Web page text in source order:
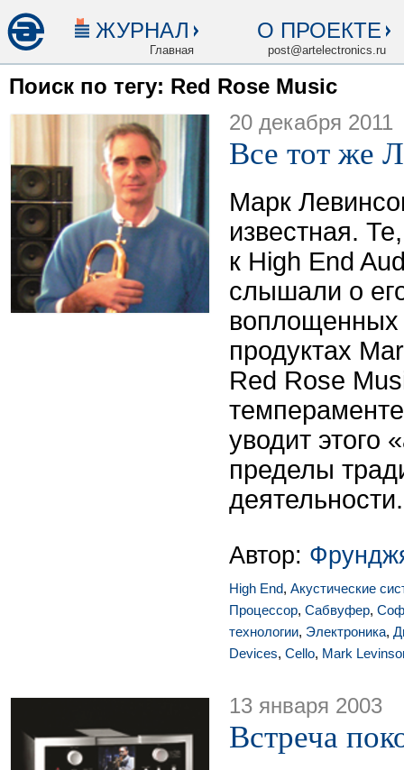
ЖУРНАЛ
Главная
О ПРОЕКТЕ
post@artelectronics.ru
Поиск по тегу: Red Rose Music
20 декабря 2011
Все тот же
Марк
известная.
к High End
слышали о
воплощенных
продуктах
Red Rose
уводит этого
пределы
деятельности.
Автор:
High End, Акустические
Процессор, Сабвуфер,
технологии, Электроника,
Devices, Cello, Mark
13 января 2003
Встреча